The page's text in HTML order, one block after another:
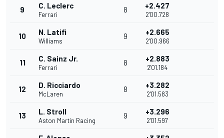
9 C. Leclerc
Ferrari
8 +2.427
2'00.728
10 N. Latifi
Williams
9 +2.665
2'00.966
11 C. Sainz Jr.
Ferrari
8 +2.883
2'01.184
12 D. Ricciardo
McLaren
8 +3.282
2'01.583
13 L. Stroll
Aston Martin Racing
9 +3.296
2'01.597